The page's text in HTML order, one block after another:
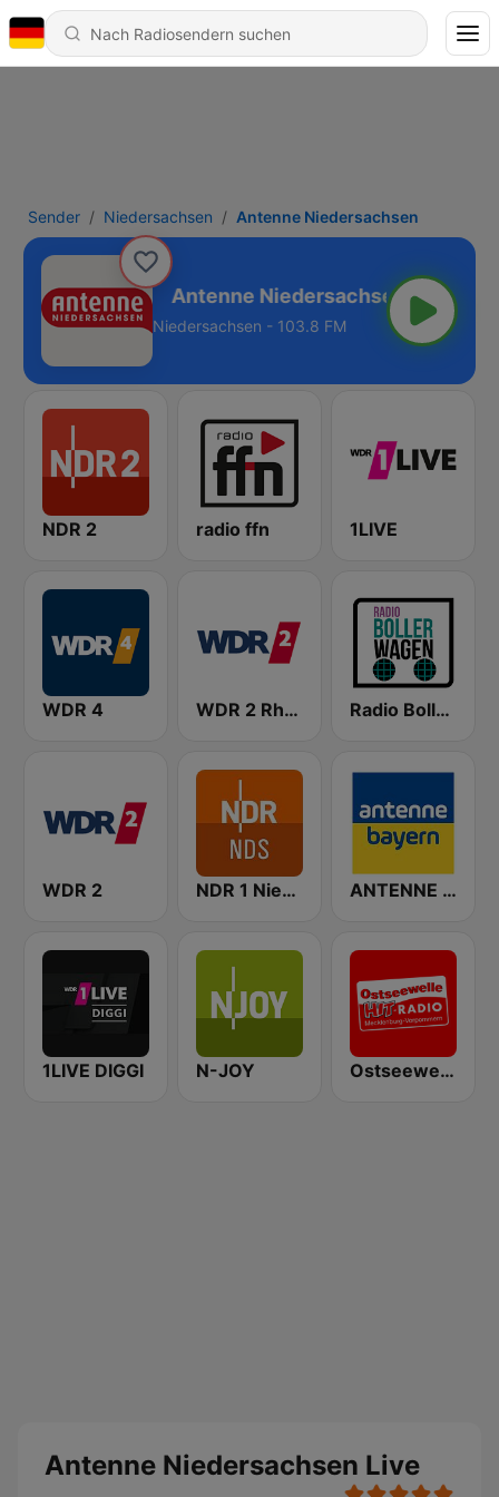
Sender Niedersachsen Antenne Niedersachsen
Niedersachsen - 103.8 FM
NDR 2 radio ffn 1LIVE
WDR 4 WDR 2 Rhein und Ruhr Radio Bollerwagen
WDR 2 NDR 1 Niedersachsen ANTENNE BAYERN
1LIVE DIGGI N-JOY Ostseewelle Hit-Radio 105.6
Antenne Niedersachsen Live